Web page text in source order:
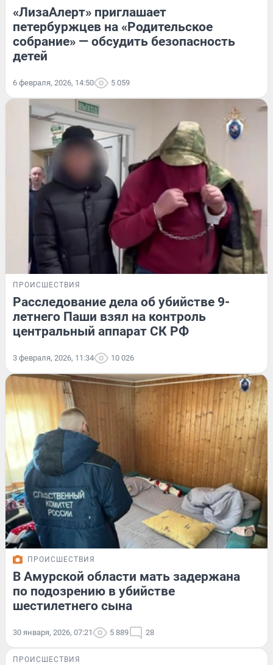
«ЛизаАлерт» приглашает
петербуржцев на «Родительское
собрание» — обсудить безопасность
детей
6 февраля, 2026, 14:50 5 059
ПРОИСШЕСТВИЯ
Расследование дела об убийстве 9-
летнего Паши взял на контроль
центральный аппарат СК РФ
3 февраля, 2026, 11:34 10 026
ПРОИСШЕСТВИЯ
В Амурской области мать задержана
по подозрению в убийстве
шестилетнего сына
30 января, 2026, 07:21 5 889 28
ПРОИСШЕСТВИЯ